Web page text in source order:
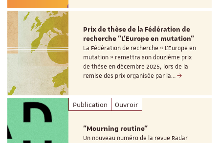
Prix de thèse de la Fédération de
recherche "L’Europe en mutation"
La Fédération de recherche « L’Europe en
mutation » remettra son douzième prix
de thèse en décembre 2025, lors de la
remise des prix organisée par la…
Publication Ouvroir
"Mourning routine"
Un nouveau numéro de la revue Radar